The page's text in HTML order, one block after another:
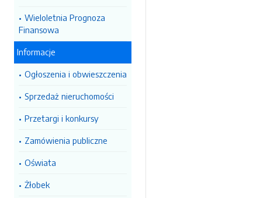
Wieloletnia Prognoza
Finansowa
Informacje
Ogłoszenia i obwieszczenia
Sprzedaż nieruchomości
Przetargi i konkursy
Zamówienia publiczne
Oświata
Żłobek